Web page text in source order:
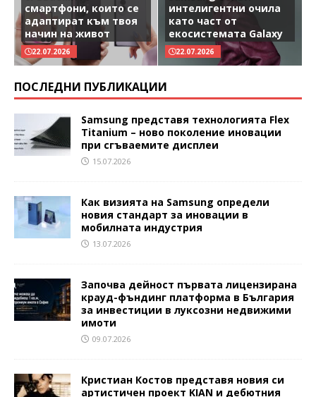
смартфони, които се
адаптират към твоя
начин на живот
22.07.2026
интелигентни очила
като част от
екосистемата Galaxy
22.07.2026
ПОСЛЕДНИ ПУБЛИКАЦИИ
Samsung представя технологията Flex
Titanium – ново поколение иновации
при сгъваемите дисплеи
15.07.2026
Как визията на Samsung определи
новия стандарт за иновации в
мобилната индустрия
13.07.2026
Започва дейност първата лицензирана
крауд-фъндинг платформа в България
за инвестиции в луксозни недвижими
имоти
09.07.2026
Кристиан Костов представя новия си
артистичен проект KIAN и дебютния